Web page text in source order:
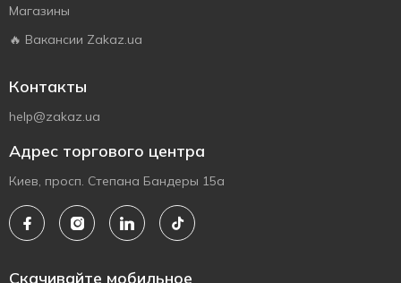
Магазины
🔥 Вакансии Zakaz.ua
Контакты
help@zakaz.ua
Адрес торгового центра
Киев, просп. Степана Бандеры 15а
Скачивайте мобильное